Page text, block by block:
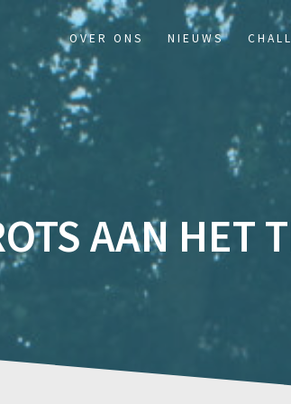
OVER ONS NIEUWS
AAN HET